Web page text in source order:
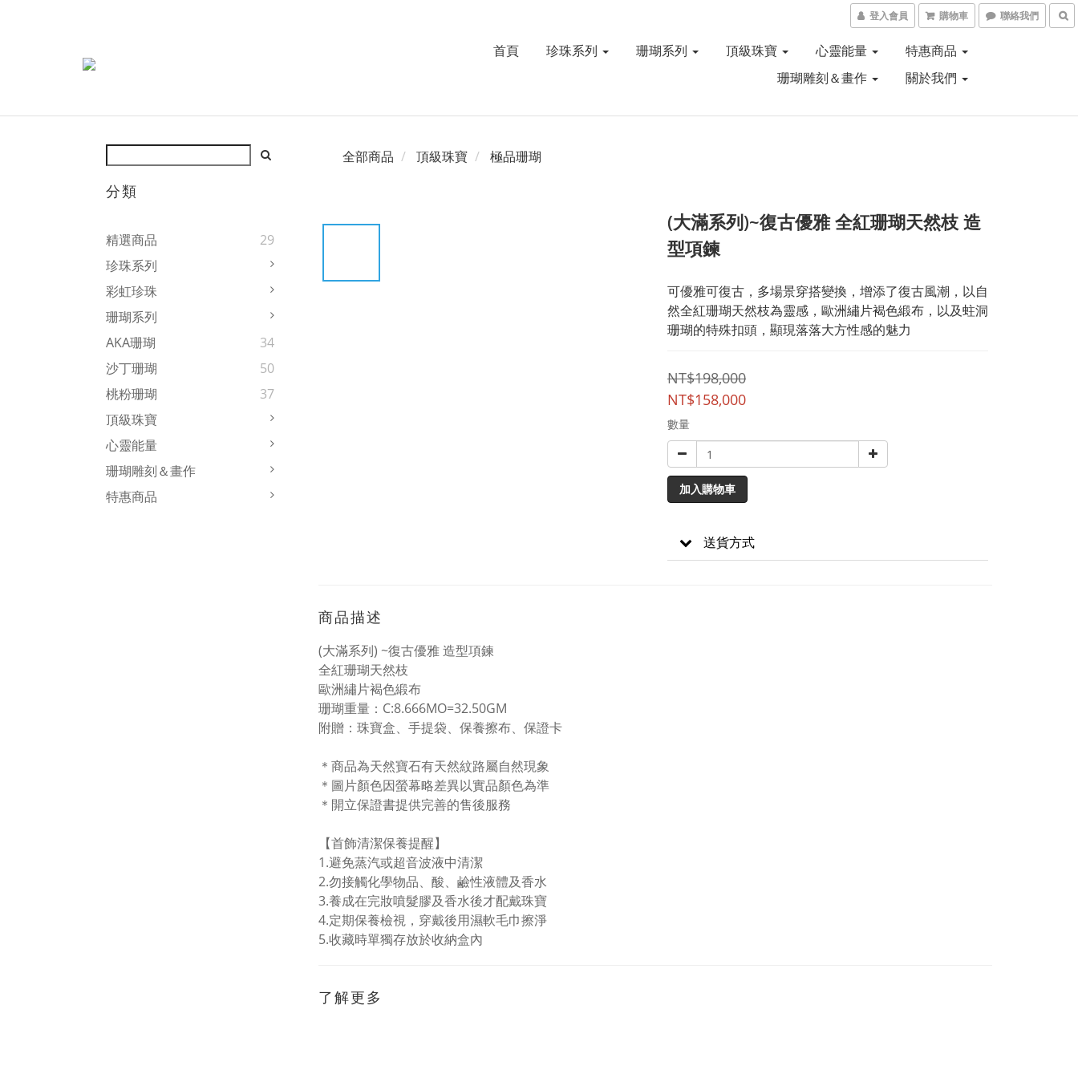
登入會員 購物車 聯絡我們
首頁 珍珠系列 珊瑚系列 頂級珠寶 心靈能量
特惠商品
珊瑚雕刻＆畫作
關於我們
分類
精選商品
29
珍珠系列
彩虹珍珠
珊瑚系列
AKA珊瑚
34
沙丁珊瑚
50
桃粉珊瑚
37
頂級珠寶
心靈能量
珊瑚雕刻＆畫作
特惠商品
全部商品 頂級珠寶 極品珊瑚
(大滿系列)~復古優雅 全紅珊瑚天然枝 造
型項鍊
可優雅可復古，多場景穿搭變換，增添了復古風潮，以自
然全紅珊瑚天然枝為靈感，歐洲繡片褐色緞布，以及蛀洞
珊瑚的特殊扣頭，顯現落落大方性感的魅力
NT$198,000
NT$158,000
數量
加入購物車
送貨方式
商品描述
(大滿系列) ~復古優雅 造型項鍊
全紅珊瑚天然枝
歐洲繡片褐色緞布
珊瑚重量：C:8.666MO=32.50GM
附贈：珠寶盒、手提袋、保養擦布、保證卡
＊商品為天然寶石有天然紋路屬自然現象
＊圖片顏色因螢幕略差異以實品顏色為準
＊開立保證書提供完善的售後服務
【首飾清潔保養提醒】
1.避免蒸汽或超音波液中清潔
2.勿接觸化學物品、酸、鹼性液體及香水
3.養成在完妝噴髮膠及香水後才配戴珠寶
4.定期保養檢視，穿戴後用濕軟毛巾擦淨
5.收藏時單獨存放於收納盒內
了解更多